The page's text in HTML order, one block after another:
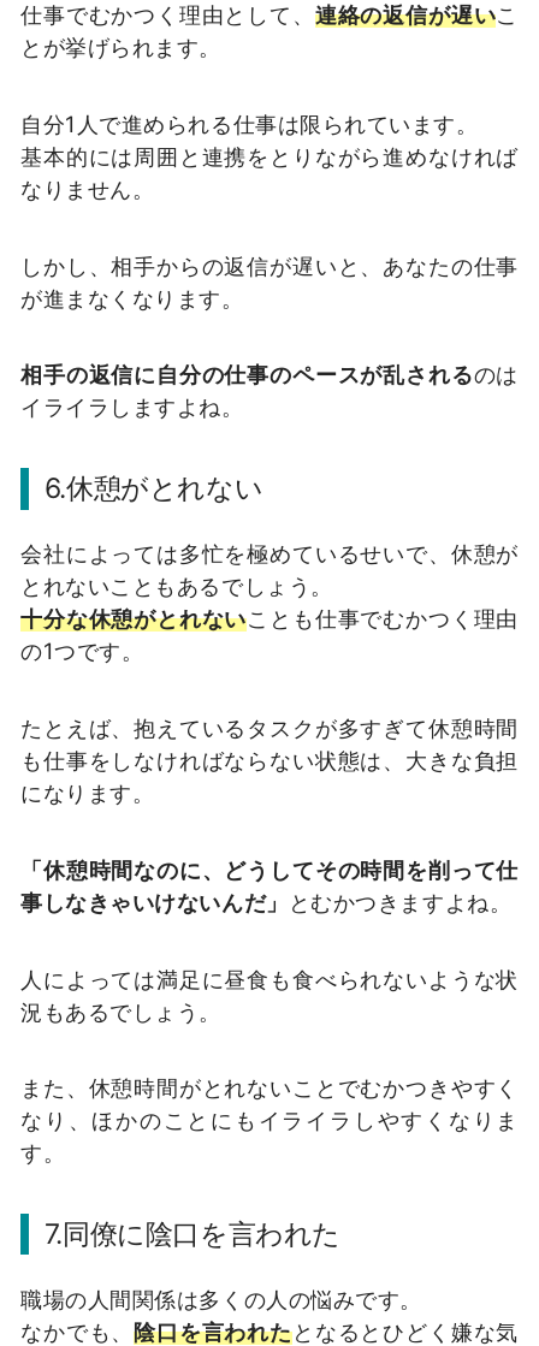
仕事でむかつく理由として、 連絡の返信が遅いこ
とが挙げられます。
自分1人で進められる仕事は限られています。
基本的には周囲と連携をとりながら進めなければ
なりません。
しかし、相手からの返信が遅いと、あなたの仕事
が進まなくなります。
相手の返信に自分の仕事のペースが乱されるのは
イライラしますよね。
6.休憩がとれない
会社によっては多忙を極めているせいで、休憩が
とれないこともあるでしょう。
十分な休憩がとれないことも仕事でむかつく理由
の1つです。
たとえば、抱えているタスクが多すぎて休憩時間
も仕事をしなければならない状態は、大きな負担
になります。
「休憩時間なのに、どうしてその時間を削って仕
事しなきゃいけないんだ」
とむかつきますよね。
人によっては満足に昼食も食べられないような状
況もあるでしょう。
また、休憩時間がとれないことでむかつきやすく
なり、ほかのことにもイライラしやすくなりま
す。
7.同僚に陰口を言われた
職場の人間関係は多くの人の悩みです。
なかでも、陰口を言われたとなるとひどく嫌な気